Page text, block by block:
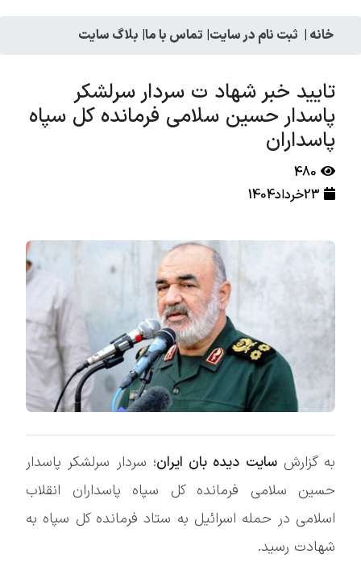
خانه | ثبت نام در سایت| تماس با ما| بلاگ سایت
تایید خبر شهاد ت سردار سرلشکر
پاسدار حسین سلامی فرمانده کل سپاه
پاسداران
480
23خرداد1404
به گزارشسایت دیده بان ایران؛ سردار سرلشکر پاسدار
حسین سلامی فرمانده کل سپاه پاسداران انقلاب
اسلامی در حمله اسرائیل به ستاد فرمانده کل سپاه به
شهادت رسید.